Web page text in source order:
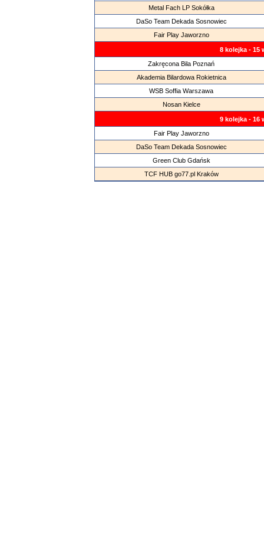
Metal Fach LP Sokółka
DaSo Team Dekada Sosnowiec
Fair Play Jaworzno
8 kolejka - 15
Zakręcona Bila Poznań
Akademia Bilardowa Rokietnica
WSB Soffia Warszawa
Nosan Kielce
9 kolejka - 16
Fair Play Jaworzno
DaSo Team Dekada Sosnowiec
Green Club Gdańsk
TCF HUB go77.pl Kraków